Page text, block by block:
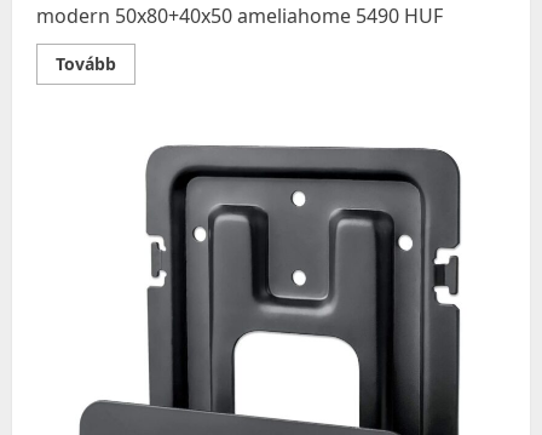
modern 50x80+40x50 ameliahome 5490 HUF
TovábbRead
more
kék
motívum
modern
50×80+40×50
ameliahome